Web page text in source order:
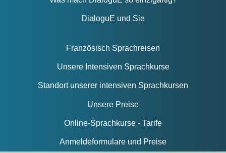
DialoguE und Sie
Französisch Sprachreisen
Unsere Intensiven Sprachkurse
Standort unserer intensiven Sprachkursen
Unsere Preise
Online-Sprachkurse - Tarife
Anmeldeformulare und Preise